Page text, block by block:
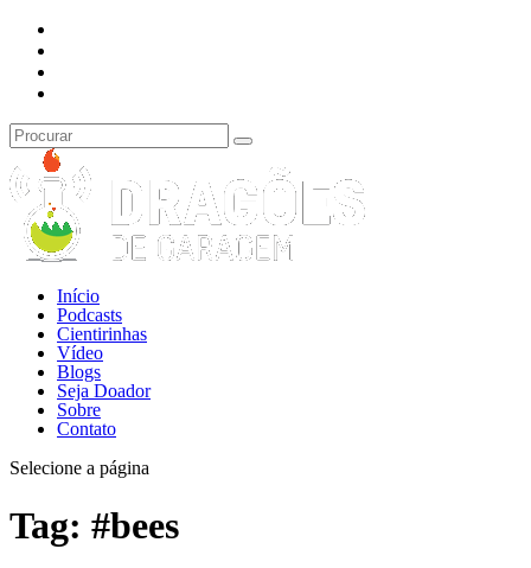
Início
Podcasts
Cientirinhas
Vídeo
Blogs
Seja Doador
Sobre
Contato
Selecione a página
Tag: #bees